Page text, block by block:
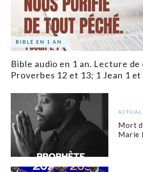
BIBLE EN 1 AN
Bible audio en 1 an. Lecture de
Proverbes 12 et 13; 1 Jean 1 et
Mort
Marie